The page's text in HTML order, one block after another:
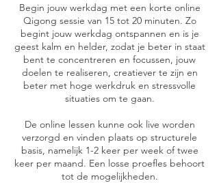
Begin jouw werkdag met een korte online
Qigong sessie van 15 tot 20 minuten. Zo
begint jouw werkdag ontspannen en is je
geest kalm en helder, zodat je beter in staat
bent te concentreren en focussen, jouw
doelen te realiseren, creatiever te zijn en
beter met hoge werkdruk en stressvolle
situaties om te gaan.
De online lessen kunne ook live worden
verzorgd en vinden plaats op structurele
basis, namelijk 1-2 keer per week of twee
keer per maand. Een losse proefles behoort
tot de mogelijkheden.